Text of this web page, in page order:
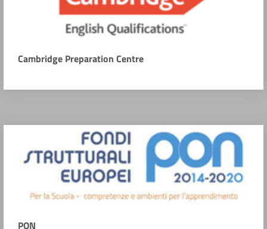
Cambridge Preparation Centre
PON